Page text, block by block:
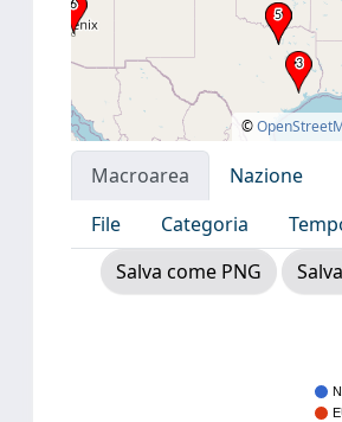
©
Macroarea Nazione
File
Categoria
Salva come PNG